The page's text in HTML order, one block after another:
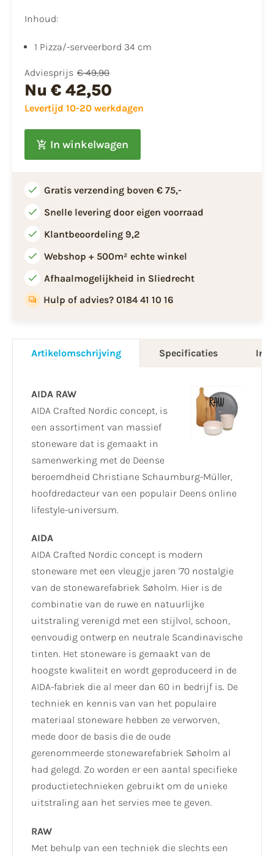
Inhoud:
1 Pizza/-serveerbord 34 cm
Adviesprijs € 49,90
Nu € 42,50
Levertijd 10-20 werkdagen
In winkelwagen
Gratis verzending boven € 75,-
Snelle levering door eigen voorraad
Klantbeoordeling 9,2
Webshop + 500m² echte winkel
Afhaalmogelijkheid in Sliedrecht
Hulp of advies? 0184 41 10 16
Artikelomschrijving Specificaties
AIDA RAW
AIDA Crafted Nordic concept, is
een assortiment van massief
stoneware dat is gemaakt in
samenwerking met de Deense
beroemdheid Christiane Schaumburg-Müller,
hoofdredacteur van een populair Deens online
lifestyle-universum.
AIDA
AIDA Crafted Nordic concept is modern
stoneware met een vleugje jaren '70 nostalgie
van de stonewarefabriek Søholm. Hier is de
combinatie van de ruwe en natuurlijke
uitstraling verenigd met een stijlvol, schoon,
eenvoudig ontwerp en neutrale Scandinavische
tinten. Het stoneware is gemaakt van de
hoogste kwaliteit en wordt geproduceerd in de
AIDA-fabriek die al meer dan 60 in bedrijf is. De
techniek en kennis van van het populaire
materiaal stoneware hebben ze verworven,
mede door de basis die de oude
gerenommeerde stonewarefabriek Søholm al
had gelegd. Zo worden er een aantal specifieke
productietechnieken gebruikt om de unieke
uitstraling aan het servies mee te geven.
RAW
Met behulp van een techniek die slechts een